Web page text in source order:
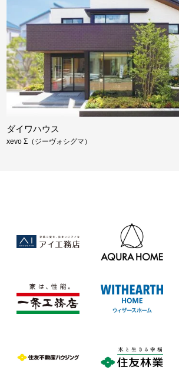
ダイワハウス
xevo Σ（ジーヴォシグマ）